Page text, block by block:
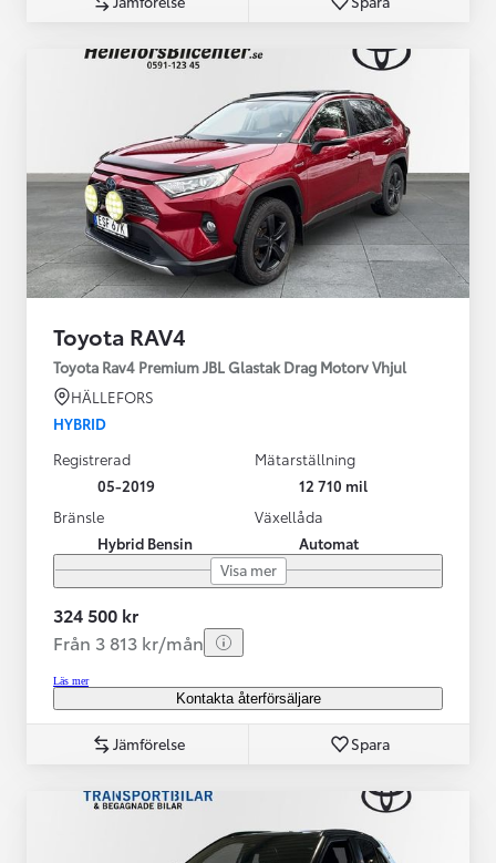
Toyota RAV4
Toyota Rav4 Premium JBL Glastak Drag Motorv Vhjul
HÄLLEFORS
HYBRID
Registrerad
05-2019
Mätarställning
12 710 mil
Bränsle
Hybrid Bensin
Växellåda
Automat
Visa mer
324 500 kr
Från 3 813 kr/mån
Läs mer
Kontakta återförsäljare
Jämförelse Spara